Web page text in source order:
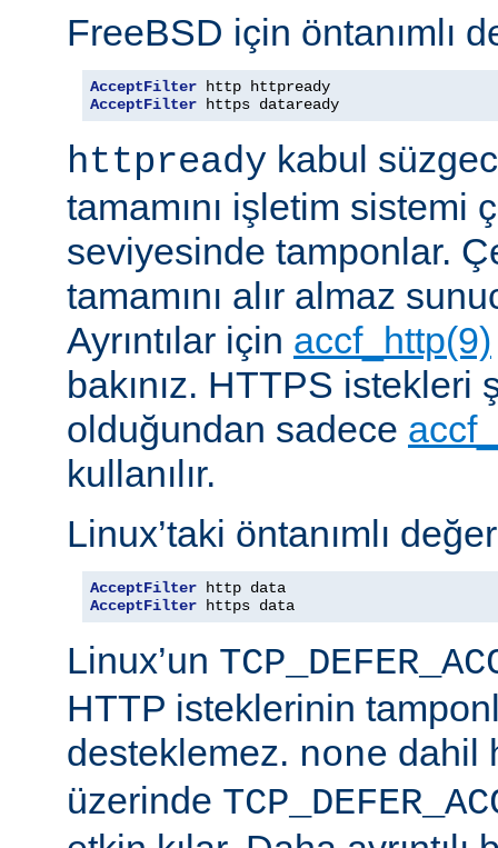
FreeBSD için öntanımlı
AcceptFilter
AcceptFilter https dataready
httpready kabul
tamamını işletim sistemi
seviyesinde tamponlar.
tamamını alır almaz
Ayrıntılar için accf_http(9)
bakınız. HTTPS istekleri
olduğundan sadece
kullanılır.
Linux’taki öntanımlı
AcceptFilter
AcceptFilter https data
Linux’un
HTTP isteklerinin
desteklemez. none dahil
üzerinde